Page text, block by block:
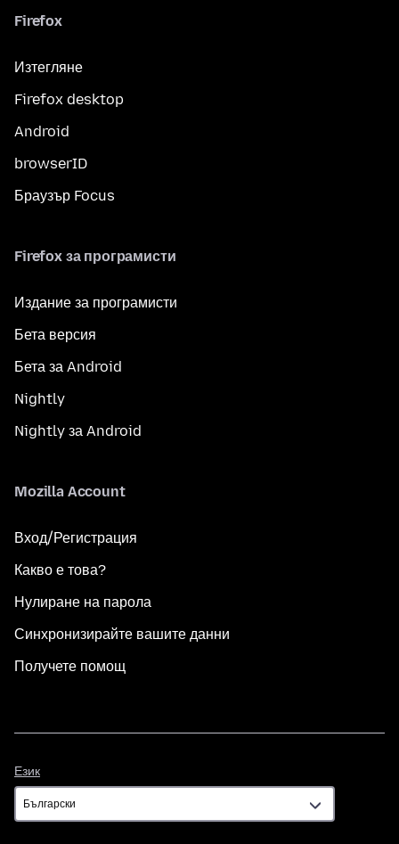
Firefox
Изтегляне
Firefox desktop
Android
browserID
Браузър Focus
Firefox за програмисти
Издание за програмисти
Бета версия
Бета за Android
Nightly
Nightly за Android
Mozilla Account
Вход/Регистрация
Какво е това?
Нулиране на парола
Синхронизирайте вашите данни
Получете помощ
Език